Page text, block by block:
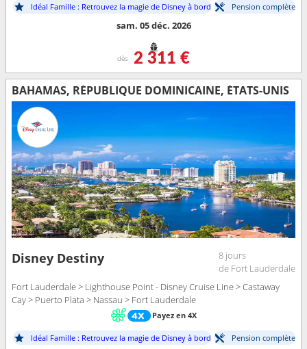
Idéal Famille : Retrouvez la magie de Disney à bord Pension complète
sam. 05 déc. 2026
dès 2 311 €
BAHAMAS, RÉPUBLIQUE DOMINICAINE, ÉTATS-UNIS
Disney Destiny
8 jours
de Fort Lauderdale
Fort Lauderdale > Lighthouse Point - Disney Cruise Line > Castaway
Cay > Puerto Plata > Nassau > Fort Lauderdale
Payez en 4X
Idéal Famille : Retrouvez la magie de Disney à bord Pension complète